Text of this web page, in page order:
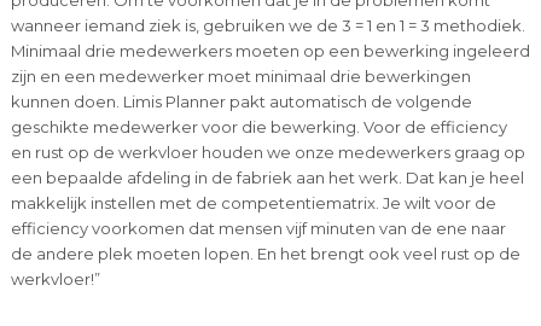
wanneer iemand ziek is, gebruiken we de 3 = 1 en 1 = 3 methodiek.
Minimaal drie medewerkers moeten op een bewerking ingeleerd
zijn en een medewerker moet minimaal drie bewerkingen
kunnen doen. Limis Planner pakt automatisch de volgende
geschikte medewerker voor die bewerking. Voor de efficiency
en rust op de werkvloer houden we onze medewerkers graag op
een bepaalde afdeling in de fabriek aan het werk. Dat kan je heel
makkelijk instellen met de competentiematrix. Je wilt voor de
efficiency voorkomen dat mensen vijf minuten van de ene naar
de andere plek moeten lopen. En het brengt ook veel rust op de
werkvloer!”